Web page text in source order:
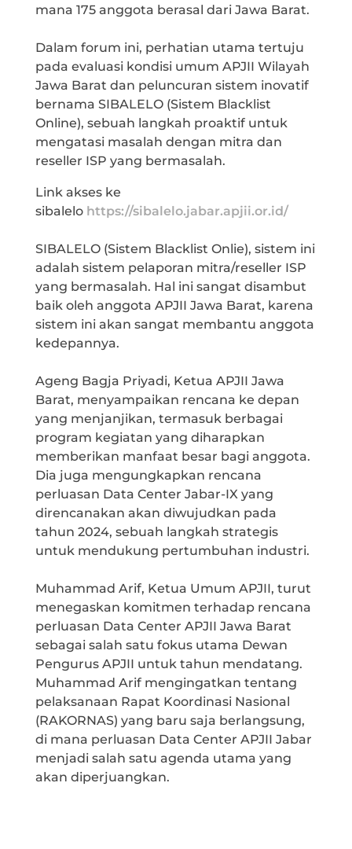
mana 175 anggota berasal dari Jawa Barat.
Dalam forum ini, perhatian utama tertuju
pada evaluasi kondisi umum APJII Wilayah
Jawa Barat dan peluncuran sistem inovatif
bernama SIBALELO (Sistem Blacklist
Online), sebuah langkah proaktif untuk
mengatasi masalah dengan mitra dan
reseller ISP yang bermasalah.
Link akses ke
sibalelo https://sibalelo.jabar.apjii.or.id/
SIBALELO (Sistem Blacklist Onlie), sistem ini
adalah sistem pelaporan mitra/reseller ISP
yang bermasalah. Hal ini sangat disambut
baik oleh anggota APJII Jawa Barat, karena
sistem ini akan sangat membantu anggota
kedepannya.
Ageng Bagja Priyadi, Ketua APJII Jawa
Barat, menyampaikan rencana ke depan
yang menjanjikan, termasuk berbagai
program kegiatan yang diharapkan
memberikan manfaat besar bagi anggota.
Dia juga mengungkapkan rencana
perluasan Data Center Jabar-IX yang
direncanakan akan diwujudkan pada
tahun 2024, sebuah langkah strategis
untuk mendukung pertumbuhan industri.
Muhammad Arif, Ketua Umum APJII, turut
menegaskan komitmen terhadap rencana
perluasan Data Center APJII Jawa Barat
sebagai salah satu fokus utama Dewan
Pengurus APJII untuk tahun mendatang.
Muhammad Arif mengingatkan tentang
pelaksanaan Rapat Koordinasi Nasional
(RAKORNAS) yang baru saja berlangsung,
di mana perluasan Data Center APJII Jabar
menjadi salah satu agenda utama yang
akan diperjuangkan.